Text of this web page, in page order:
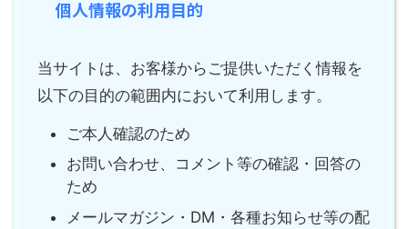
個人情報の利用目的
当サイトは、お客様からご提供いただく情報を
以下の目的の範囲内において利用します。
ご本人確認のため
お問い合わせ、コメント等の確認・回答の
ため
メールマガジン・DM・各種お知らせ等の配